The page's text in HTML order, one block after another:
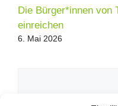
Die Bürger*innen von
einreichen
6. Mai 2026